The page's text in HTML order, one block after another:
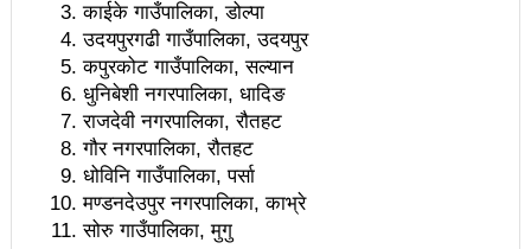
ज्येष्ठ नागरिकको मन भुलाउने थलोः दिवासेवा केन्द्र
श्रमजीवी पत्रकारको अवस्थाः जागिर छ, तलब छैन
राष्ट्रियतासम्बन्धी प्रचण्डका माग र पूर्तिबारे केही कुरा !
महानगर प्रमुख दाहालद्धारा मापदण्ड विपरितका अवैध संरचना
हटाउने कार्यको अनुगमन
काईके गाउँपालिका, डोल्पा
उदयपुरगढी गाउँपालिका, उदयपुर
कपुरकोट गाउँपालिका, सल्यान
धुनिबेशी नगरपालिका, धादिङ
राजदेवी नगरपालिका, रौतहट
गौर नगरपालिका, रौतहट
धोविनि गाउँपालिका, पर्सा
मण्डनदेउपुर नगरपालिका, काभ्रे
सोरु गाउँपालिका, मुगु